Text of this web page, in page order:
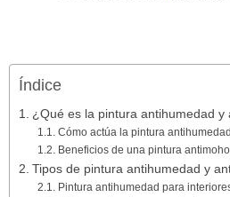
Índice
¿Qué es la pintura antihumedad y
Cómo actúa la pintura
Beneficios de una pintura
Tipos de pintura antihumedad y
Pintura antihumedad para